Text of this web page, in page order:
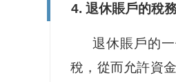
4. 退休賬戶的稅
退休賬戶的
稅，從而允許資